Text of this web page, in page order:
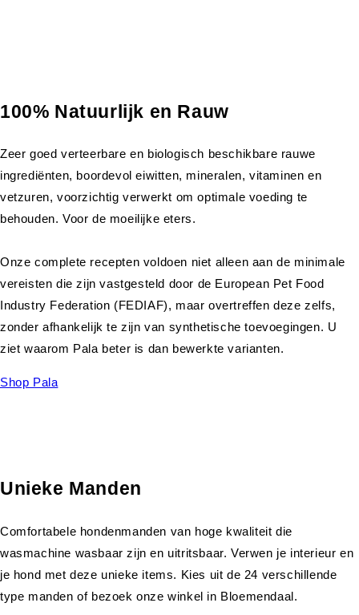
100% Natuurlijk en Rauw
Zeer goed verteerbare en biologisch beschikbare rauwe
ingrediënten, boordevol eiwitten, mineralen, vitaminen en
vetzuren, voorzichtig verwerkt om optimale voeding te
behouden. Voor de moeilijke eters.
Onze complete recepten voldoen niet alleen aan de minimale
vereisten die zijn vastgesteld door de European Pet Food
Industry Federation (FEDIAF), maar overtreffen deze zelfs,
zonder afhankelijk te zijn van synthetische toevoegingen. U
ziet waarom Pala beter is dan bewerkte varianten.
Shop Pala
Unieke Manden
Comfortabele hondenmanden van hoge kwaliteit die
wasmachine wasbaar zijn en uitritsbaar. Verwen je interieur en
je hond met deze unieke items. Kies uit de 24 verschillende
type manden of bezoek onze winkel in Bloemendaal.